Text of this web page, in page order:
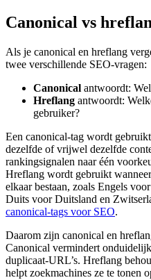
Canonical vs
Als je canonical en hreflang
twee verschillende SEO-vragen:
Canonical antwoordt:
Hreflang antwoordt:
gebruiker?
Een canonical-tag wordt
dezelfde of vrijwel dezelfde
rankingsignalen naar één
Hreflang wordt gebruikt
elkaar bestaan, zoals Engels
Duits voor Duitsland en
canonical-tags voor SEO.
Daarom zijn canonical en
Canonical vermindert
duplicaat-URL’s. Hreflang
helpt zoekmachines ze te tonen